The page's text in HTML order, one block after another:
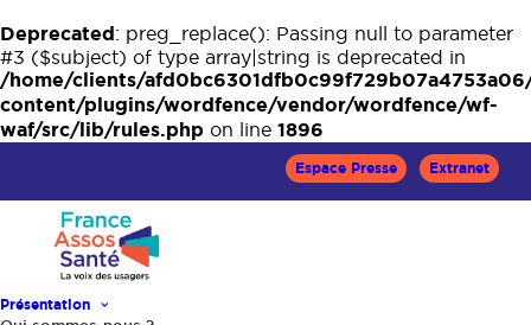
Deprecated: preg_replace(): Passing null to parameter
#3 ($subject) of type array|string is deprecated in
/home/clients/
content/plugins/wordfence/vendor/wordfence/wf-
waf/src/lib/rules.php on line 1896
Espace Presse Extranet
Présentation